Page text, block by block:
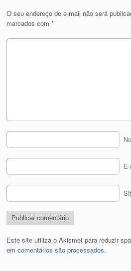
O seu endereço de e-mail não será
marcados com*
Este site utiliza o Akismet para reduzir
em comentários são processados.